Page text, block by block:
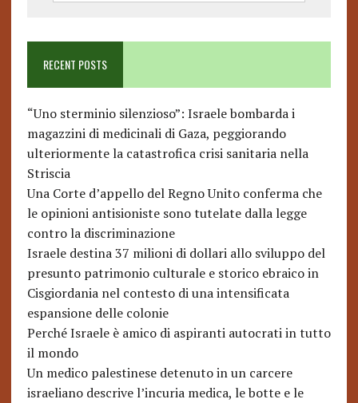
RECENT POSTS
“Uno sterminio silenzioso”: Israele bombarda i
magazzini di medicinali di Gaza, peggiorando
ulteriormente la catastrofica crisi sanitaria nella
Striscia
Una Corte d’appello del Regno Unito conferma che
le opinioni antisioniste sono tutelate dalla legge
contro la discriminazione
Israele destina 37 milioni di dollari allo sviluppo del
presunto patrimonio culturale e storico ebraico in
Cisgiordania nel contesto di una intensificata
espansione delle colonie
Perché Israele è amico di aspiranti autocrati in tutto
il mondo
Un medico palestinese detenuto in un carcere
israeliano descrive l’incuria medica, le botte e le